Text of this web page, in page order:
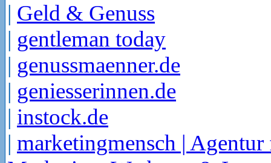
| Geld & Genuss
| gentleman today
| genussmaenner.de
| geniesserinnen.de
| instock.de
| marketingmensch | Agentur